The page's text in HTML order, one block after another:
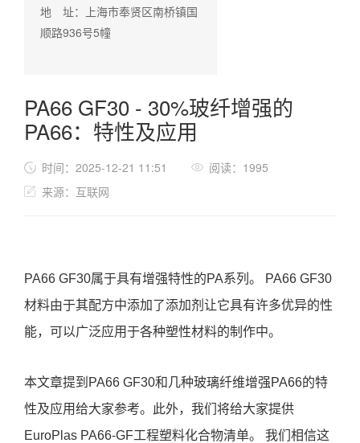
地 址：上海市奉贤区南桥镇国
顺路936号5幢
PA66 GF30 - 30%玻纤增强的
PA66：特性及应用
时间：2025-12-21 11:51
阅读：1995
来源：互联网
PA66 GF30属于具有增强特性的PA系列。 PA66 GF30
材料由于其配方中添加了添加剂让它具有许多优异的性
能，可以广泛应用于各种塑性材料的制作中。
本文章提到PA66 GF30和几种玻璃纤维增强PA66的特
性及应用给大家参考。此外，我们将给大家提供
EuroPlas PA66-GF工程塑料化合物清单。 我们相信这